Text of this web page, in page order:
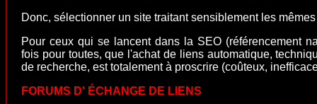
Donc, sélectionner un site traitant sensiblement les
Pour ceux qui se lancent dans la SEO (référencement
fois pour toutes, que l'achat de liens automatique,
de recherche, est totalement à proscrire (coûteux,
FORUMS D' ÉCHANGE DE LIENS